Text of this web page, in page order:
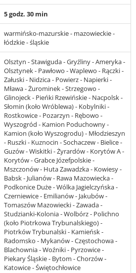
5 godz. 30 min
warmińsko-mazurskie - mazowieckie -
łódzkie - śląskie
Olsztyn - Stawiguda - Gryźliny - Ameryka -
Olsztynek - Pawłowo - Waplewo - Rączki -
Załuski - Nidzica - Powierz - Napierki -
Mława - Żurominek - Strzegowo -
Glinojeck - Pieńki Rzewińskie - Nacpolsk -
Słomin (koło Wróblewa) - Kobylniki -
Rostkowice - Pozarzyn - Rębowo -
Wyszogród - Kamion Poduchowny -
Kamion (koło Wyszogrodu) - Młodzieszyn
- Ruszki - Kuznocin - Sochaczew - Bielice -
Guzów - Wiskitki - Żyrardów - Korytów A -
Korytów - Grabce Józefpolskie -
Mszczonów - Huta Zawadzka - Kowiesy -
Babsk - Julianów - Rawa Mazowiecka -
Podkonice Duże - Wólka Jagielczyńska -
Czerniewice - Emilianów - Jakubów -
Tomaszów Mazowiecki - Zawada -
Studzianki-Kolonia - Wolbórz - Polichno
(koło Piotrkowa Trybunalskiego) -
Piotrków Trybunalski - Kamieńsk -
Radomsko - Mykanów - Częstochowa -
Blachownia - Woźniki - Pyrzowice -
Piekary Śląskie - Bytom - Chorzów -
Katowice - Świętochłowice